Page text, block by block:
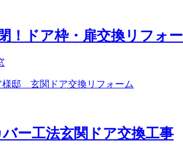
！ドア枠・扉交換リフォ
ー工法玄関ドア交換工事